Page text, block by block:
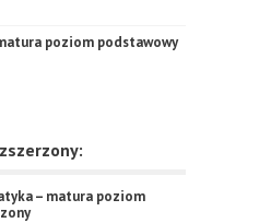
poziom podstawowy
– matura poziom